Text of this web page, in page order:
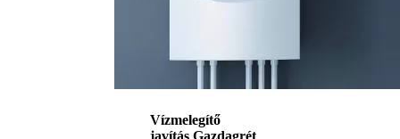
Vízmelegítő
javítás Gazdagrét